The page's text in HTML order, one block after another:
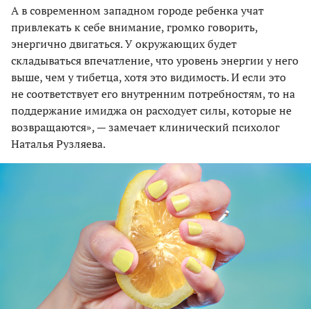
А в современном западном городе ребенка учат
привлекать к себе внимание, громко говорить,
энергично двигаться. У окружающих будет
складываться впечатление, что уровень энергии у него
выше, чем у тибетца, хотя это видимость. И если это
не соответствует его внутренним потребностям, то на
поддержание имиджа он расходует силы, которые не
возвращаются», — замечает клинический психолог
Наталья Рузляева.